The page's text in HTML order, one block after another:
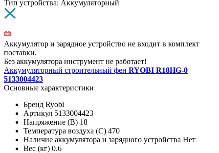
Тип устройства: Аккумуляторный
Аккумулятор и зарядное устройство не входит в комплект
поставки.
Без аккумулятора инструмент не работает!
Аккумуляторный строительный фен RYOBI R18HG-0
5133004423
Основные характеристики
Бренд Ryobi
Артикул 5133004423
Напряжение (В) 18
Температура воздуха (C) 470
Наличие аккумулятора и зарядного устройства Нет
Вес (кг) 0.6